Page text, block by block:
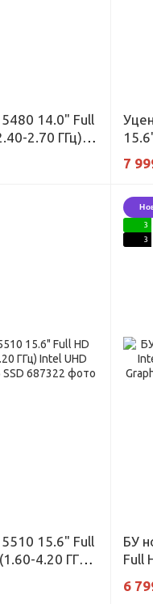
14.0" Full
2.70 ГГц)
4 ГБ 128 ГБ
7
15.6" Full
4.20 ГГц)
3
3
БУ
Full
128
6